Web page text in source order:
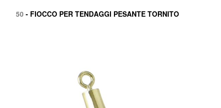
50- FIOCCO PER TENDAGGI PESANTE TORNITO